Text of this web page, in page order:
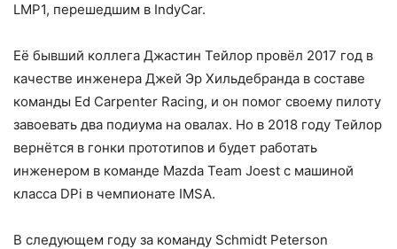
LMP1, перешедшим в IndyCar.
Её бывший коллега Джастин Тейлор провёл 2017 год в
качестве инженера Джей Эр Хильдебранда в составе
команды Ed Carpenter Racing, и он помог своему пилоту
завоевать два подиума на овалах. Но в 2018 году Тейлор
вернётся в гонки прототипов и будет работать
инженером в команде Mazda Team Joest с машиной
класса DPi в чемпионате IMSA.
В следующем году за команду Schmidt Peterson